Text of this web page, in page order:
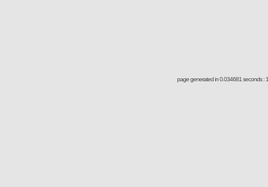
page generated in 0.034681 seconds :